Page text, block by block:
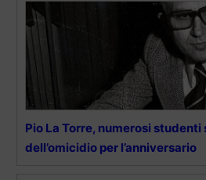
Pio La Torre, numerosi studenti
dell’omicidio per l’anniversario